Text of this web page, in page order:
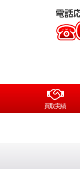
買取実績